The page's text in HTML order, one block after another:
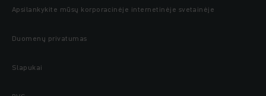
Apsilankykite mūsų korporacinėje internetinėje svetainėje
Duomenų privatumas
Slapukai